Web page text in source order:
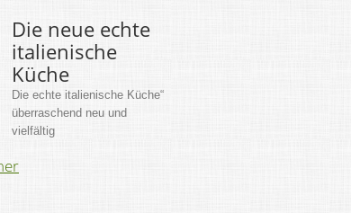
Die neue echte
italienische
Küche
Die echte italienische Küche“
überraschend neu und
vielfältig